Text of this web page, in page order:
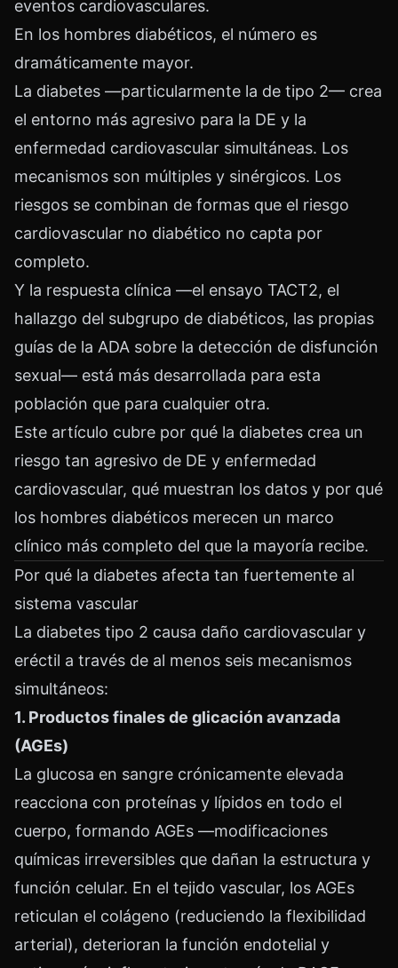
eventos cardiovasculares.
En los hombres diabéticos, el número es
dramáticamente mayor.
La diabetes —particularmente la de tipo 2— crea
el entorno más agresivo para la DE y la
enfermedad cardiovascular simultáneas. Los
mecanismos son múltiples y sinérgicos. Los
riesgos se combinan de formas que el riesgo
cardiovascular no diabético no capta por
completo.
Y la respuesta clínica —el ensayo TACT2, el
hallazgo del subgrupo de diabéticos, las propias
guías de la ADA sobre la detección de disfunción
sexual— está más desarrollada para esta
población que para cualquier otra.
Este artículo cubre por qué la diabetes crea un
riesgo tan agresivo de DE y enfermedad
cardiovascular, qué muestran los datos y por qué
los hombres diabéticos merecen un marco
clínico más completo del que la mayoría recibe.
Por qué la diabetes afecta tan fuertemente al
sistema vascular
La diabetes tipo 2 causa daño cardiovascular y
eréctil a través de al menos seis mecanismos
simultáneos:
1. Productos finales de glicación avanzada
(AGEs)
La glucosa en sangre crónicamente elevada
reacciona con proteínas y lípidos en todo el
cuerpo, formando AGEs —modificaciones
químicas irreversibles que dañan la estructura y
función celular. En el tejido vascular, los AGEs
reticulan el colágeno (reduciendo la flexibilidad
arterial), deterioran la función endotelial y